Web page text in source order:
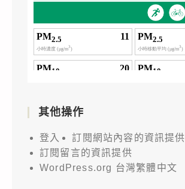
其他操作
登入
訂閱網站內容的資訊提供
訂閱留言的資訊提供
WordPress.org 台灣繁體中文